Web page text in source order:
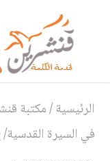
الرئيسية/مكتبة
في السيرة القدسية/